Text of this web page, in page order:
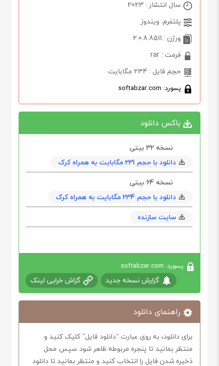
سال انتشار : 2023
پلتفرم: ویندوز
ورژن : 2.0.8.8511
فرمت : rar
حجم فایل : 234 مگابایت
پسورد: softabzar.com
باکس دانلود
نسخه 32 بیتی
دانلود با حجم 231 مگابايت به همراه کرک
نسخه 64 بیتی
دانلود با حجم 234 مگابايت به همراه کرک
سایت سازنده
پسورد: softabzar.com
گزارش نسخه جدید گزاش خرابی لینک
راهنمای دانلود
برای دانلود، به روی عبارت “دانلود فایل” کلیک کنید و
منتظر بمانید تا پنجره مربوطه ظاهر شود سپس محل
ذخیره شدن فایل را انتخاب کنید و منتظر بمانید تا دانلود